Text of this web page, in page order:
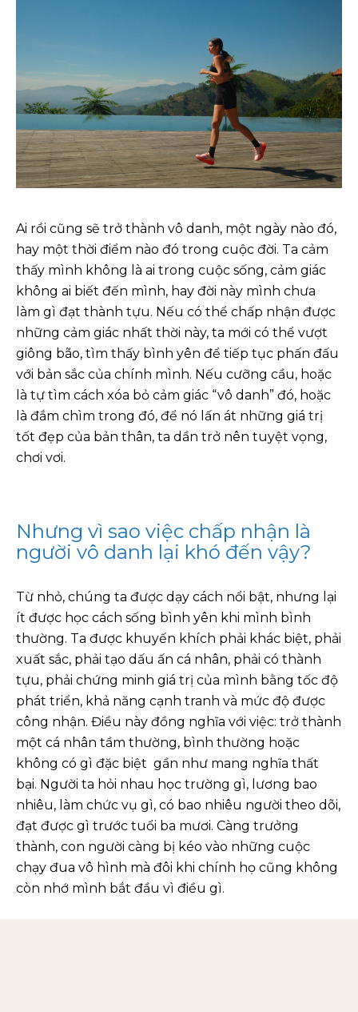
Ai rồi cũng sẽ trở thành vô danh, một ngày nào đó,
hay một thời điểm nào đó trong cuộc đời. Ta cảm
thấy mình không là ai trong cuộc sống, cảm giác
không ai biết đến mình, hay đời này mình chưa
làm gì đạt thành tựu. Nếu có thể chấp nhận được
những cảm giác nhất thời này, ta mới có thể vượt
giông bão, tìm thấy bình yên để tiếp tục phấn đấu
với bản sắc của chính mình. Nếu cưỡng cầu, hoặc
là tự tìm cách xóa bỏ cảm giác “vô danh” đó, hoặc
là đắm chìm trong đó, để nó lấn át những giá trị
tốt đẹp của bản thân, ta dần trở nên tuyệt vọng,
chơi vơi.
Nhưng vì sao việc chấp nhận là
người vô danh lại khó đến vậy?
Từ nhỏ, chúng ta được dạy cách nổi bật, nhưng lại
ít được học cách sống bình yên khi mình bình
thường. Ta được khuyến khích phải khác biệt, phải
xuất sắc, phải tạo dấu ấn cá nhân, phải có thành
tựu, phải chứng minh giá trị của mình bằng tốc độ
phát triển, khả năng cạnh tranh và mức độ được
công nhận. Điều này đồng nghĩa với việc: trở thành
một cá nhân tầm thường, bình thường hoặc
không có gì đặc biệt gần như mang nghĩa thất
bại. Người ta hỏi nhau học trường gì, lương bao
nhiêu, làm chức vụ gì, có bao nhiêu người theo dõi,
đạt được gì trước tuổi ba mươi. Càng trưởng
thành, con người càng bị kéo vào những cuộc
chạy đua vô hình mà đôi khi chính họ cũng không
còn nhớ mình bắt đầu vì điều gì.